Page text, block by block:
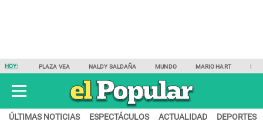
HOY: PLAZA VEA NALDY SALDAÑA MUNDO MARIO HART
ÚLTIMAS NOTICIAS ESPECTÁCULOS ACTUALIDAD DEPORTES